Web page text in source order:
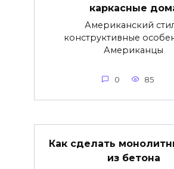
каркасные
Американский
конструктивные
Американцы
0 85
Как сделать
из бетона